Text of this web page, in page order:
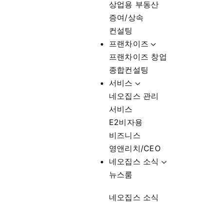
상업용 부동산
증여/상속
컨설팅
프랜차이즈
프랜차이즈 창업
종합컨설팅
서비스
네오집스 관리
서비스
E2비자용
비즈니스
영앤리치/CEO
네오집스 소식
뉴스룸
네오집스 소식